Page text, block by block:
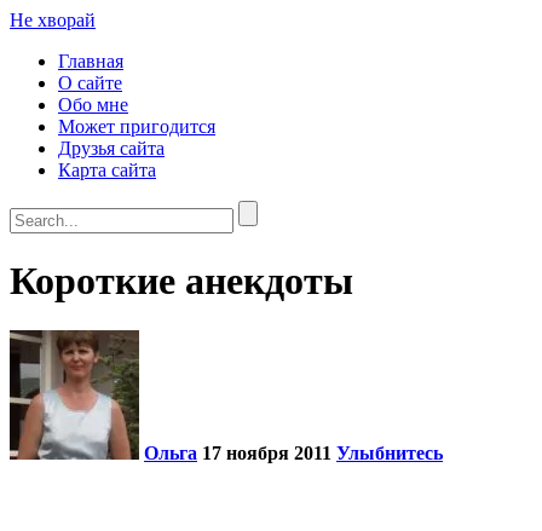
Не хворай
Главная
О сайте
Обо мне
Может пригодится
Друзья сайта
Карта сайта
Короткие анекдоты
Ольга 17 ноября 2011 Улыбнитесь